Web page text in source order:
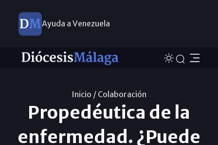
Ayuda a Venezuela
Inicio / Colaboración
Propedéutica de la
enfermedad. ¿Puede